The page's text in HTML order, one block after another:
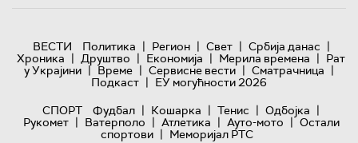
ВЕСТИ Политика | Регион | Свет | Србија данас |
Хроника | Друштво | Економија | Мерила времена | Рат
у Украјини | Време | Сервисне вести | Сматрачница |
Подкаст | ЕУ могућности 2026
СПОРТ
Фудбал | Кошарка | Тенис | Одбојка |
Рукомет | Ватерполо | Атлетика | Ауто-мото | Остали
спортови | Меморијал РТС